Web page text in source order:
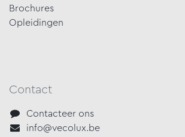
Brochures
Opleidingen
Contact
Contacteer ons
info@vecolux.be